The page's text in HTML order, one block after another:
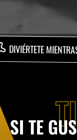
MIENTRAS HACES
SI TE